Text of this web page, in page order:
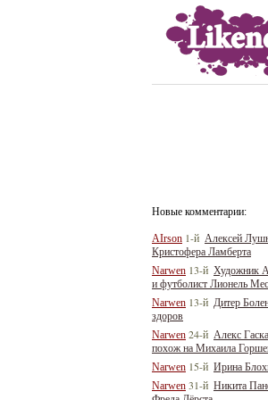
Новые комментарии:
AIrson 1-й Алексей
Кристофера Ламберта
Narwen 13-й Художник
и футболист Лионель
Narwen 13-й Дитер
здоров
Narwen 24-й Алекс
похож на Михаила
Narwen 15-й Ирина
Narwen 31-й Никита